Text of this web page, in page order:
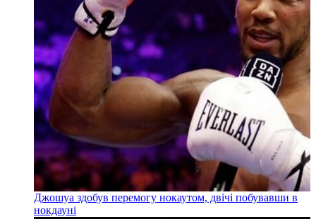
Джошуа здобув перемогу нокаутом, двічі побувавши в
нокдауні